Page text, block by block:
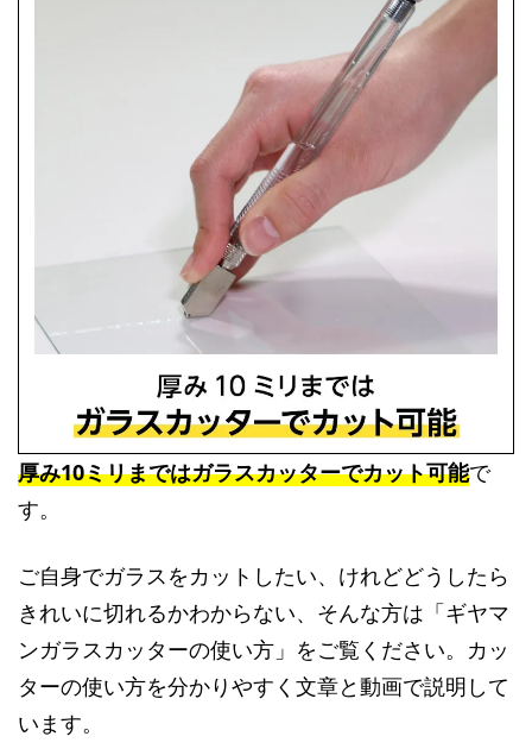
厚み10ミリまではガラスカッターでカット可能で
す。
ご自身でガラスをカットしたい、けれどどうしたら
きれいに切れるかわからない、そんな方は「ギヤマ
ンガラスカッターの使い方」をご覧ください。カッ
ターの使い方を分かりやすく文章と動画で説明して
います。